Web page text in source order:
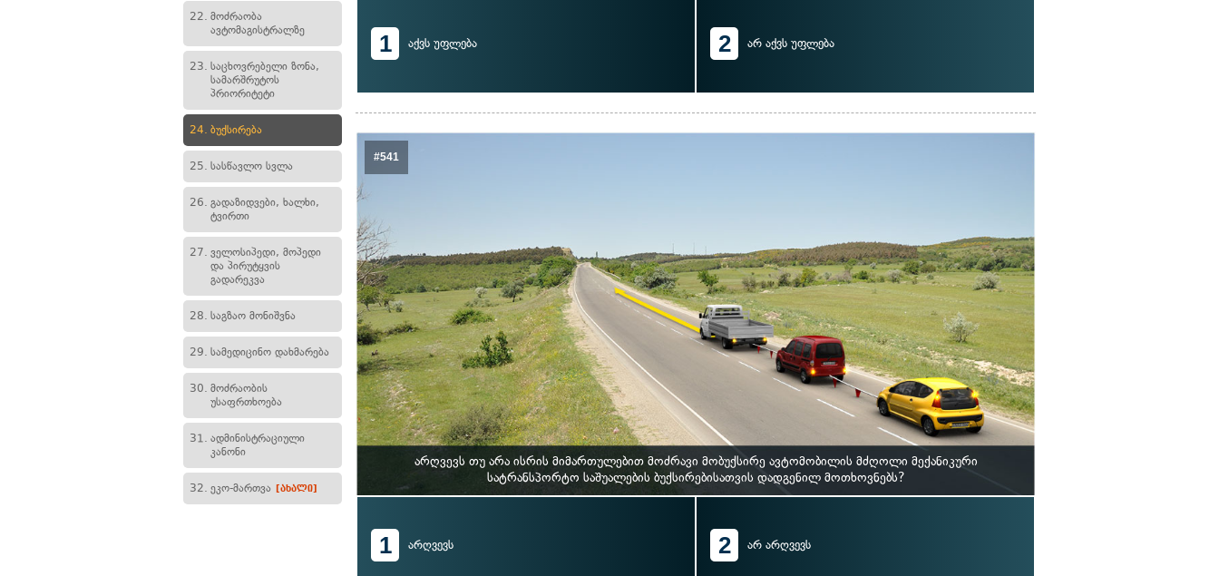
22. მოძრაობა
ავტომაგისტრალზე
23. საცხოვრებელი ზონა,
სამარშრუტოს
პრიორიტეტი
24. ბუქსირება
25. სასწავლო სვლა
26. გადაზიდვები, ხალხი,
ტვირთი
27. ველოსიპედი, მოპედი
და პირუტყვის
გადარეკვა
28. საგზაო მონიშვნა
29. სამედიცინო დახმარება
30. მოძრაობის
უსაფრთხოება
31. ადმინისტრაციული
კანონი
32. ეკო-მართვა [ახალი]
1 აქვს უფლება 2 არ აქვს უფლება
#541
არღვევს თუ არა ისრის მიმართულებით მოძრავი მობუქსირე ავტომობილის მძღოლი მექანიკური
სატრანსპორტო საშუალების ბუქსირებისათვის დადგენილ მოთხოვნებს?
1 არღვევს 2 არ არღვევს